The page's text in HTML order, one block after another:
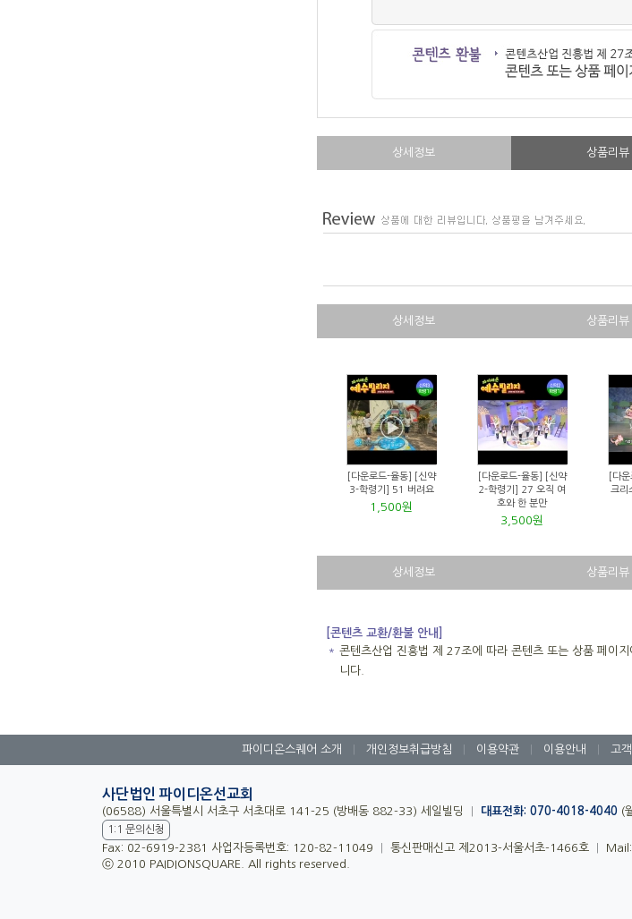
상세정보 상품리뷰
상세정보 상품리뷰
[다운로드-율동] [신약
3-학령기] 51 버려요
1,500원
[다운로드-율동] [신약
2-학령기] 27 오직 여
호와 한 분만
3,500원
[다
크리
상세정보 상품리뷰
[콘텐츠 교환/환불 안내]
＊ 콘텐츠산업 진흥법 제 27조에 따라 콘텐츠 또는 상품 페이
니다.
파이디온스퀘어 소개 개인정보취급방침 이용약관 이용안내 고
사단법인 파이디온선교회
(06588) 서울특별시 서초구 서초대로 141-25 (방배동 882-33) 세일빌딩 대표전화: 070-4018-4040 (
1:1 문의신청
Fax: 02-6919-2381 사업자등록번호: 120-82-11049 통신판매신고 제2013-서울서초-1466호 Mail:
ⓒ 2010 PAIDIONSQUARE. All rights reserved.